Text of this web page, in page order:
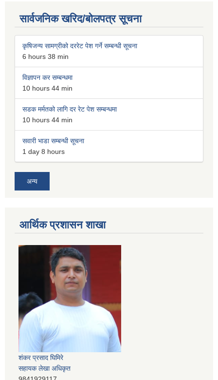
सार्वजनिक खरिद/बोलपत्र सूचना
कृषिजन्य सामग्रीको दररेट पेश गर्ने सम्बन्धी सूचना
6 hours 38 min
विज्ञापन कर सम्बन्धमा
10 hours 44 min
सडक मर्मतको लागि दर रेट पेश सम्बन्धमा
10 hours 44 min
सवारी भाडा सम्बन्धी सूचना
1 day 8 hours
अन्य
आर्थिक प्रशासन शाखा
शंकर प्रसाद घिमिरे
सहायक लेखा अधिकृत